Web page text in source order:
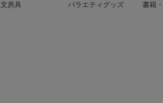
文房具 バラエティグッズ 書籍